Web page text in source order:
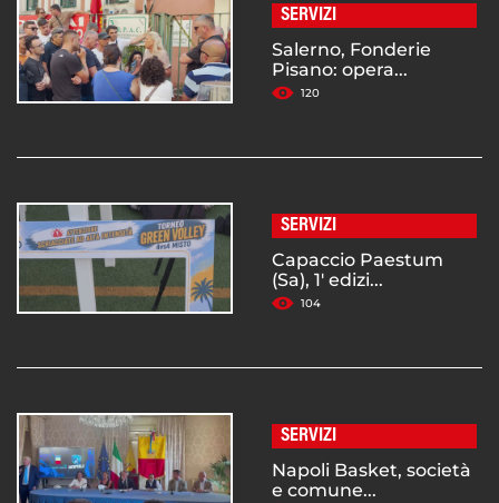
SERVIZI
Salerno, Fonderie
Pisano: opera...
120
SERVIZI
Capaccio Paestum
(Sa), 1' edizi...
104
SERVIZI
Napoli Basket, società
e comune...